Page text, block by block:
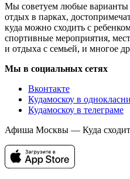
Мы советуем любые
отдых в парках,
куда можно сходить с
спортивные мероприятия,
и отдыха с семьей, и многое
Мы в социальных сетях
Вконтакте
Кудамоскоу в
Кудамоскоу в телеграме
Афиша Москвы — Куда